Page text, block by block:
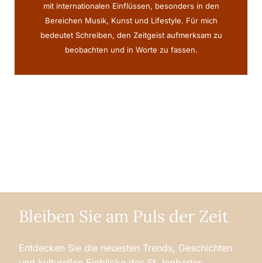
mit internationalen Einflüssen, besonders in den
Bereichen Musik, Kunst und Lifestyle. Für mich
bedeutet Schreiben, den Zeitgeist aufmerksam zu
beobachten und in Worte zu fassen.
Bleiben Sie am Puls der Zeit
Entdecken Sie die neuesten Trends, Geschichten